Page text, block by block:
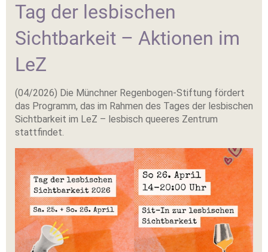
Tag der lesbischen
Sichtbarkeit – Aktionen im
LeZ
(04/2026) Die Münchner Regenbogen-Stiftung fördert
das Programm, das im Rahmen des Tages der lesbischen
Sichtbarkeit im LeZ – lesbisch queeres Zentrum
stattfindet.